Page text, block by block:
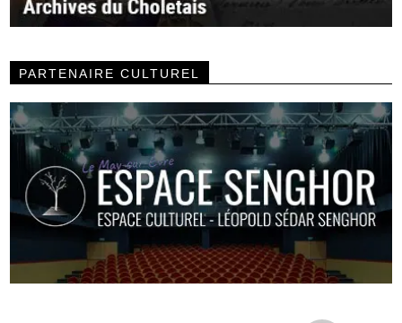
PARTENAIRE CULTUREL